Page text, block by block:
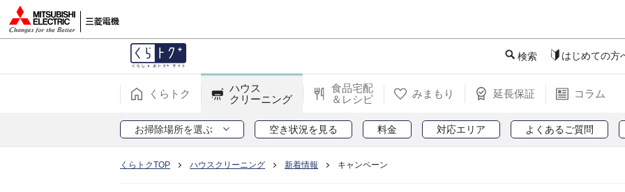
検索 はじめての方
くらトク
ハウス
クリーニング
食品宅配
＆レシピ
みまもり 延長保証 コラム
お掃除場所を選ぶ 空き状況を見る 料金 対応エリア よくあるご質問
くらトクTOP ハウスクリーニング 新着情報 キャンペーン